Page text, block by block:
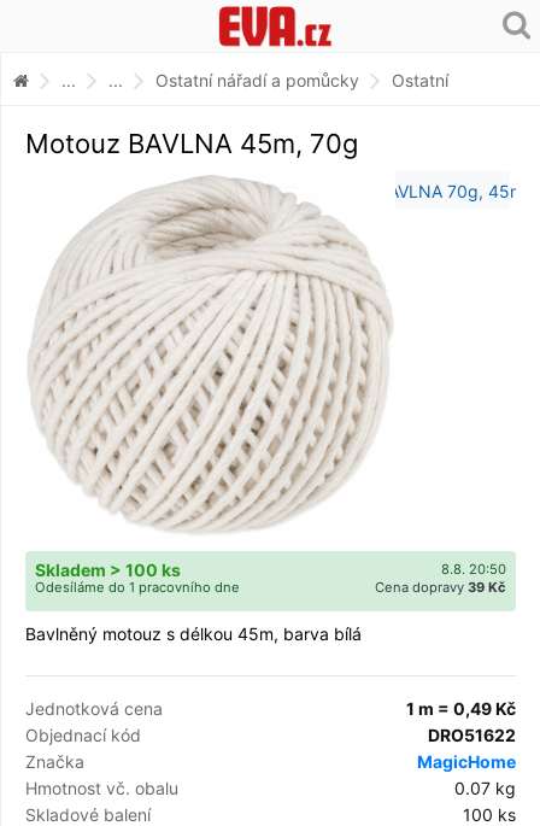
... ... Ostatní nářadí a pomůcky Ostatní
Motouz BAVLNA 45m, 70g
8.8. 20:50
Skladem > 100 ks
Cena dopravy 39 Kč
Odesíláme do 1 pracovního dne
Bavlněný motouz s délkou 45m, barva bílá
Jednotková cena
1 m = 0,49 Kč
Objednací kód
DRO51622
Značka
MagicHome
Hmotnost vč. obalu
0.07 kg
Skladové balení
100 ks